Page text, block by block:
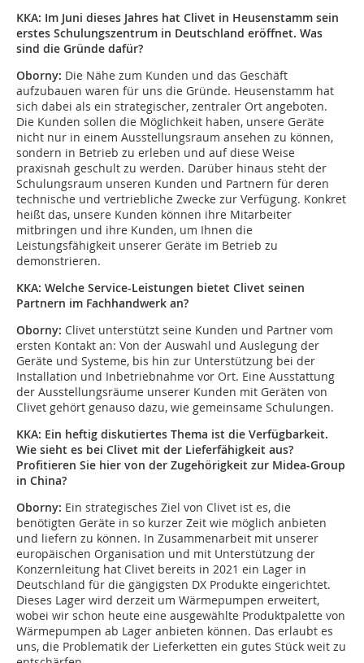
KKA: Im Juni dieses Jahres hat Clivet in Heusenstamm sein
erstes Schulungszentrum in Deutschland eröffnet. Was
sind die Gründe dafür?
Oborny: Die Nähe zum Kunden und das Geschäft
aufzubauen waren für uns die Gründe. Heusenstamm hat
sich dabei als ein strategischer, zentraler Ort angeboten.
Die Kunden sollen die Möglichkeit haben, unsere Geräte
nicht nur in einem Ausstellungsraum ansehen zu können,
sondern in Betrieb zu erleben und auf diese Weise
praxisnah geschult zu werden. Darüber hinaus steht der
Schulungsraum unseren Kunden und Partnern für deren
technische und vertriebliche Zwecke zur Verfügung. Konkret
heißt das, unsere Kunden können ihre Mitarbeiter
mitbringen und ihre Kunden, um Ihnen die
Leistungsfähigkeit unserer Geräte im Betrieb zu
demonstrieren.
KKA: Welche Service-Leistungen bietet Clivet seinen
Partnern im Fachhandwerk an?
Oborny: Clivet unterstützt seine Kunden und Partner vom
ersten Kontakt an: Von der Auswahl und Auslegung der
Geräte und Systeme, bis hin zur Unterstützung bei der
Installation und Inbetriebnahme vor Ort. Eine Ausstattung
der Ausstellungsräume unserer Kunden mit Geräten von
Clivet gehört genauso dazu, wie gemeinsame Schulungen.
KKA: Ein heftig diskutiertes Thema ist die Verfügbarkeit.
Wie sieht es bei Clivet mit der Lieferfähigkeit aus?
Profitieren Sie hier von der Zugehörigkeit zur Midea-Group
in China?
Oborny: Ein strategisches Ziel von Clivet ist es, die
benötigten Geräte in so kurzer Zeit wie möglich anbieten
und liefern zu können. In Zusammenarbeit mit unserer
euro­päischen Organisation und mit Unterstützung der
Konzernleitung hat Clivet bereits in 2021 ein Lager in
Deutschland für die gängigsten DX Produkte eingerichtet.
Dieses Lager wird derzeit um Wärmepumpen erweitert,
wobei wir schon heute eine ausgewählte Produktpalette von
Wärmepumpen ab ­Lager anbieten können. Das erlaubt es
uns, die Problematik der Lieferketten ein gutes Stück weit zu